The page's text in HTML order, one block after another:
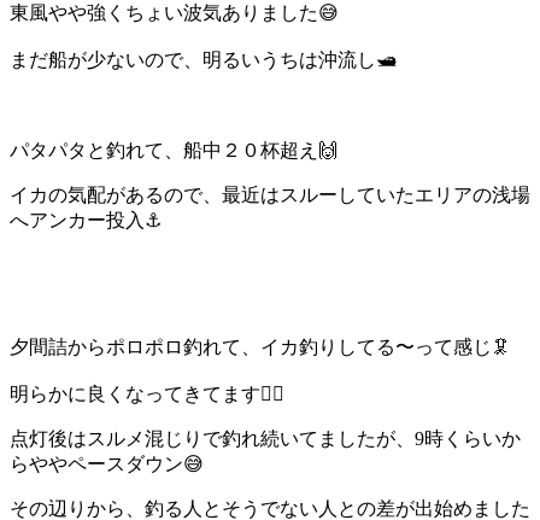
東風やや強くちょい波気ありました😅
まだ船が少ないので、明るいうちは沖流し🛥️
パタパタと釣れて、船中２０杯超え🙌
イカの気配があるので、最近はスルーしていたエリアの浅場
へアンカー投入⚓️
夕間詰からポロポロ釣れて、イカ釣りしてる〜って感じ🦑
明らかに良くなってきてます🙆‍♂️
点灯後はスルメ混じりで釣れ続いてましたが、9時くらいか
らややペースダウン😅
その辺りから、釣る人とそうでない人との差が出始めました